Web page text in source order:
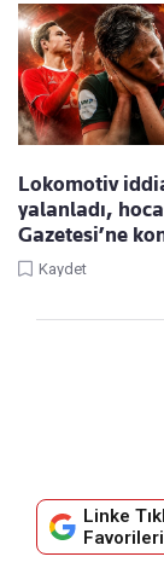
Lokomotiv
yalanladı,
Gazetesi’ne
Kaydet
Linke